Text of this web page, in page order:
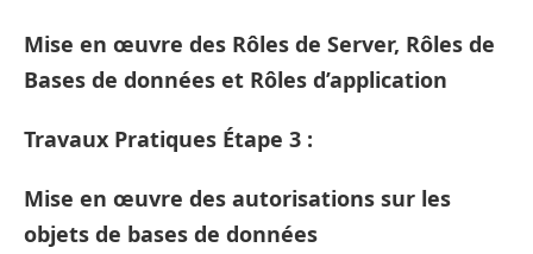
Mise en œuvre des Rôles de Server, Rôles de
Bases de données et Rôles d’application
Travaux Pratiques Étape 3 :
Mise en œuvre des autorisations sur les
objets de bases de données